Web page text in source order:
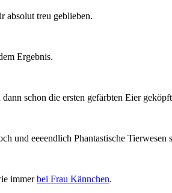
absolut treu geblieben.
Ergebnis.
schon die ersten gefärbten Eier
und eeeendlich Phantastische Tierwesen
immerbei Frau Kännchen.